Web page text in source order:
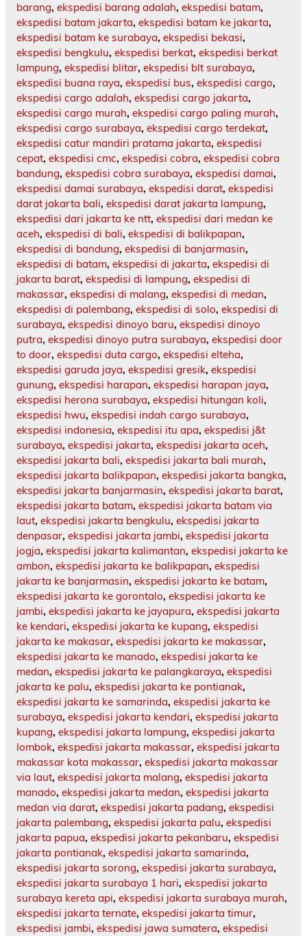
barang, ekspedisi barang adalah, ekspedisi batam,
ekspedisi batam jakarta, ekspedisi batam ke jakarta,
ekspedisi batam ke surabaya, ekspedisi bekasi,
ekspedisi bengkulu, ekspedisi berkat, ekspedisi berkat
lampung, ekspedisi blitar, ekspedisi blt surabaya,
ekspedisi buana raya, ekspedisi bus, ekspedisi cargo,
ekspedisi cargo adalah, ekspedisi cargo jakarta,
ekspedisi cargo murah, ekspedisi cargo paling murah,
ekspedisi cargo surabaya, ekspedisi cargo terdekat,
ekspedisi catur mandiri pratama jakarta, ekspedisi
cepat, ekspedisi cmc, ekspedisi cobra, ekspedisi cobra
bandung, ekspedisi cobra surabaya, ekspedisi damai,
ekspedisi damai surabaya, ekspedisi darat, ekspedisi
darat jakarta bali, ekspedisi darat jakarta lampung,
ekspedisi dari jakarta ke ntt, ekspedisi dari medan ke
aceh, ekspedisi di bali, ekspedisi di balikpapan,
ekspedisi di bandung, ekspedisi di banjarmasin,
ekspedisi di batam, ekspedisi di jakarta, ekspedisi di
jakarta barat, ekspedisi di lampung, ekspedisi di
makassar, ekspedisi di malang, ekspedisi di medan,
ekspedisi di palembang, ekspedisi di solo, ekspedisi di
surabaya, ekspedisi dinoyo baru, ekspedisi dinoyo
putra, ekspedisi dinoyo putra surabaya, ekspedisi door
to door, ekspedisi duta cargo, ekspedisi elteha,
ekspedisi garuda jaya, ekspedisi gresik, ekspedisi
gunung, ekspedisi harapan, ekspedisi harapan jaya,
ekspedisi herona surabaya, ekspedisi hitungan koli,
ekspedisi hwu, ekspedisi indah cargo surabaya,
ekspedisi indonesia, ekspedisi itu apa, ekspedisi j&t
surabaya, ekspedisi jakarta, ekspedisi jakarta aceh,
ekspedisi jakarta bali, ekspedisi jakarta bali murah,
ekspedisi jakarta balikpapan, ekspedisi jakarta bangka,
ekspedisi jakarta banjarmasin, ekspedisi jakarta barat,
ekspedisi jakarta batam, ekspedisi jakarta batam via
laut, ekspedisi jakarta bengkulu, ekspedisi jakarta
denpasar, ekspedisi jakarta jambi, ekspedisi jakarta
jogja, ekspedisi jakarta kalimantan, ekspedisi jakarta ke
ambon, ekspedisi jakarta ke balikpapan, ekspedisi
jakarta ke banjarmasin, ekspedisi jakarta ke batam,
ekspedisi jakarta ke gorontalo, ekspedisi jakarta ke
jambi, ekspedisi jakarta ke jayapura, ekspedisi jakarta
ke kendari, ekspedisi jakarta ke kupang, ekspedisi
jakarta ke makasar, ekspedisi jakarta ke makassar,
ekspedisi jakarta ke manado, ekspedisi jakarta ke
medan, ekspedisi jakarta ke palangkaraya, ekspedisi
jakarta ke palu, ekspedisi jakarta ke pontianak,
ekspedisi jakarta ke samarinda, ekspedisi jakarta ke
surabaya, ekspedisi jakarta kendari, ekspedisi jakarta
kupang, ekspedisi jakarta lampung, ekspedisi jakarta
lombok, ekspedisi jakarta makassar, ekspedisi jakarta
makassar kota makassar, ekspedisi jakarta makassar
via laut, ekspedisi jakarta malang, ekspedisi jakarta
manado, ekspedisi jakarta medan, ekspedisi jakarta
medan via darat, ekspedisi jakarta padang, ekspedisi
jakarta palembang, ekspedisi jakarta palu, ekspedisi
jakarta papua, ekspedisi jakarta pekanbaru, ekspedisi
jakarta pontianak, ekspedisi jakarta samarinda,
ekspedisi jakarta sorong, ekspedisi jakarta surabaya,
ekspedisi jakarta surabaya 1 hari, ekspedisi jakarta
surabaya kereta api, ekspedisi jakarta surabaya murah,
ekspedisi jakarta ternate, ekspedisi jakarta timur,
ekspedisi jambi, ekspedisi jawa sumatera, ekspedisi